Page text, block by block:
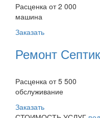
Расценка от 2 000
машина
Заказать
Ремонт
Расценка от 5 500
обслуживание
Заказать